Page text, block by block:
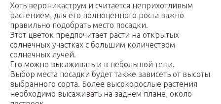
Хоть вероникаструм и считается неприхотливым
растением, для его полноценного роста важно
правильно подобрать место посадки.
Этот цветок предпочитает расти на открытых
солнечных участках с большим количеством
солнечных лучей.
Его можно высаживать и в небольшой тени.
Выбор места посадки будет также зависеть от высоты
выбранного сорта. Более высокорослые растения
необходимо высаживать на заднем плане, около